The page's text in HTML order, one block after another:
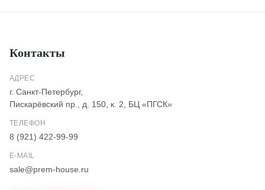
Контакты
АДРЕС
г. Санкт-Петербург,
Пискарёвский пр., д. 150, к. 2, БЦ «ПГСК»
ТЕЛЕФОН
8 (921) 422-99-99
E-MAIL
sale@prem-house.ru